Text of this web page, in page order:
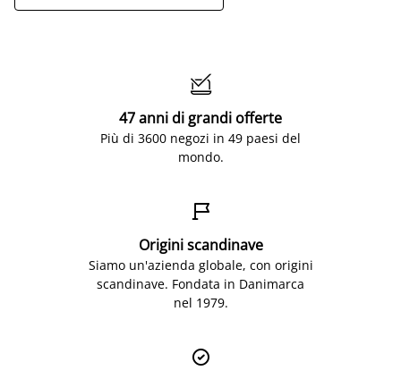

47 anni di grandi offerte
Più di 3600 negozi in 49 paesi del
mondo.

Origini scandinave
Siamo un'azienda globale, con origini
scandinave. Fondata in Danimarca
nel 1979.
